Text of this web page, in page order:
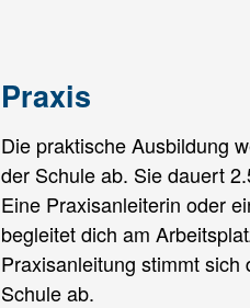
Praxis
Die praktische Ausbildung
der Schule ab. Sie dauert
Eine Praxisanleiterin oder
begleitet dich am
Praxisanleitung stimmt sich
Schule ab.